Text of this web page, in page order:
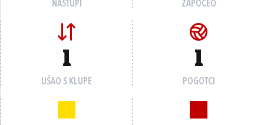
NASTUPI ZAPOČEO
1
UŠAO S KLUPE
1
POGOTCI